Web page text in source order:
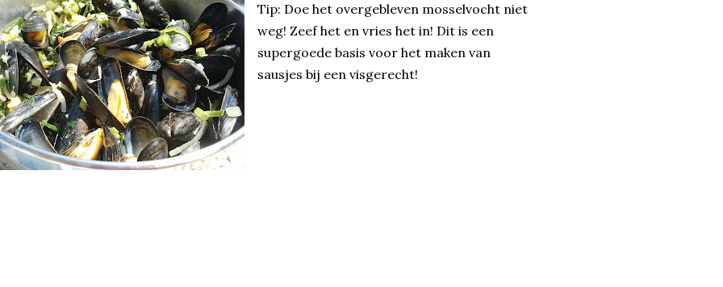
Tip: Doe het overgebleven mosselvocht niet
weg! Zeef het en vries het in! Dit is een
supergoede basis voor het maken van
sausjes bij een visgerecht!